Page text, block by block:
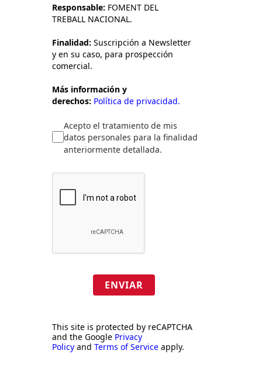
Responsable: FOMENT DEL
TREBALL NACIONAL.
Finalidad: Suscripción a Newsletter
y en su caso, para prospección
comercial.
Más información y
derechos: Política de privacidad.
Acepto el tratamiento de mis
datos personales para la finalidad
anteriormente detallada.
ENVIAR
This site is protected by reCAPTCHA
and the Google Privacy
Policy and Terms of Service apply.